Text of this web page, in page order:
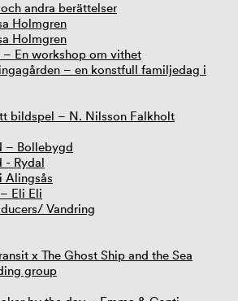
andra berättelser
Holmgren
Holmgren
En workshop om vithet
– en konstfull familjedag i
bildspel – N. Nilsson Falkholt
– Bollebygd
- Rydal
Alingsås
Eli Eli
Vandring
x The Ghost Ship and the Sea
group